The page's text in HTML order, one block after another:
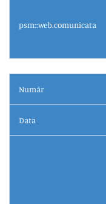
psm::web.comunicata
Număr
Data